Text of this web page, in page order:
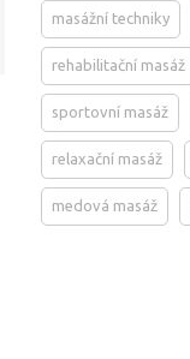
masážní techniky
rehabilitační masáž
sportovní masáž
relaxační masáž
medová masáž